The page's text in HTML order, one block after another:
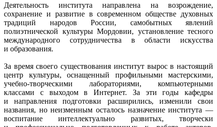
Деятельность института направлена на возрождение,
сохранение и развитие в современном обществе духовных
традиций народов России, самобытных явлений
полиэтнической культуры Мордовии, установление тесного
международного сотрудничества в области искусства
и образования.
За время своего существования институт вырос в настоящий
центр культуры, оснащенный профильными мастерскими,
учебно-творческими лабораториями, компьютерными
классами с выходом в Интернет. За эти годы кафедры
и направления подготовки расширились, изменили свои
названия, но неизменным осталось назначение института —
воспитание интеллектуально развитых, творчески